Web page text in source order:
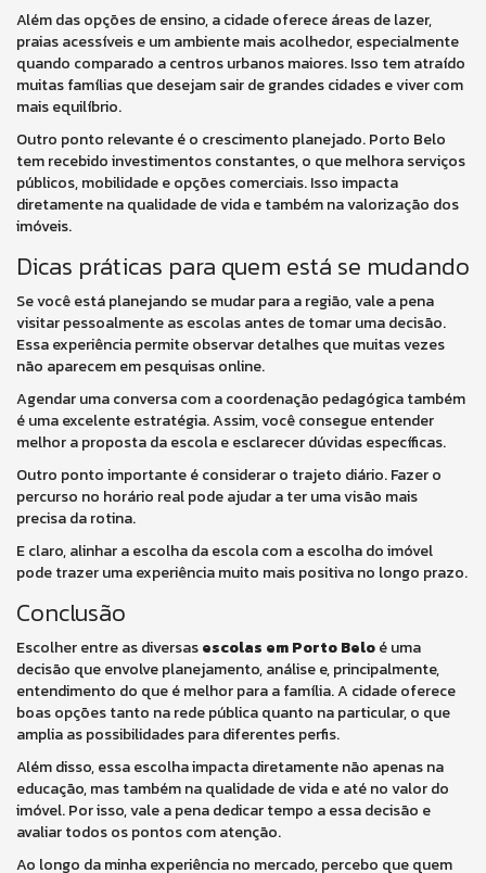
Além das opções de ensino, a cidade oferece áreas de lazer,
praias acessíveis e um ambiente mais acolhedor, especialmente
quando comparado a centros urbanos maiores. Isso tem atraído
muitas famílias que desejam sair de grandes cidades e viver com
mais equilíbrio.
Outro ponto relevante é o crescimento planejado. Porto Belo
tem recebido investimentos constantes, o que melhora serviços
públicos, mobilidade e opções comerciais. Isso impacta
diretamente na qualidade de vida e também na valorização dos
imóveis.
Dicas práticas para quem está se mudando
Se você está planejando se mudar para a região, vale a pena
visitar pessoalmente as escolas antes de tomar uma decisão.
Essa experiência permite observar detalhes que muitas vezes
não aparecem em pesquisas online.
Agendar uma conversa com a coordenação pedagógica também
é uma excelente estratégia. Assim, você consegue entender
melhor a proposta da escola e esclarecer dúvidas específicas.
Outro ponto importante é considerar o trajeto diário. Fazer o
percurso no horário real pode ajudar a ter uma visão mais
precisa da rotina.
E claro, alinhar a escolha da escola com a escolha do imóvel
pode trazer uma experiência muito mais positiva no longo prazo.
Conclusão
Escolher entre as diversasescolas em Porto Beloé uma
decisão que envolve planejamento, análise e, principalmente,
entendimento do que é melhor para a família. A cidade oferece
boas opções tanto na rede pública quanto na particular, o que
amplia as possibilidades para diferentes perfis.
Além disso, essa escolha impacta diretamente não apenas na
educação, mas também na qualidade de vida e até no valor do
imóvel. Por isso, vale a pena dedicar tempo a essa decisão e
avaliar todos os pontos com atenção.
Ao longo da minha experiência no mercado, percebo que quem